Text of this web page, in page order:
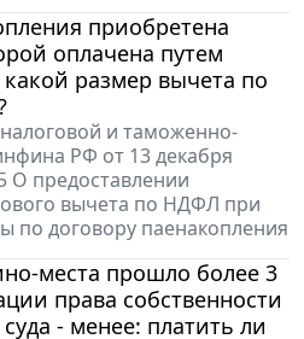
приобретена
оплачена путем
размер вычета по
и таможенно-
РФ от 13 декабря
О предоставлении
вычета по НДФЛ при
по договору паенакопления
места прошло более 3
права собственности
- менее: платить ли